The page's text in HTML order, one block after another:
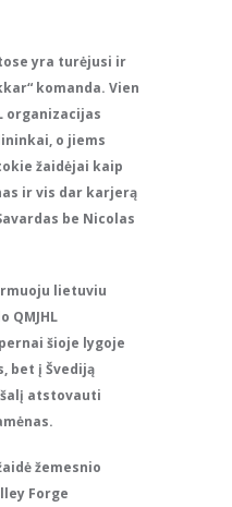
yra turėjusi ir
komanda. Vien
organizacijas
o jiems
žaidėjai kaip
ir vis dar karjerą
be Nicolas
lietuviu
QMJHL
šioje lygoje
bet į Švediją
atstovauti
žemesnio
Forge